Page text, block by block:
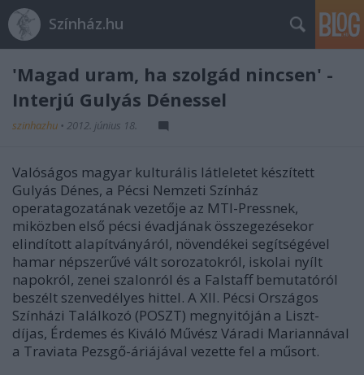
Színház.hu
'Magad uram, ha szolgád nincsen' -
Interjú Gulyás Dénessel
szinhazhu • 2012. június 18.
Valóságos magyar kulturális látleletet készített
Gulyás Dénes, a Pécsi Nemzeti Színház
operatagozatának vezetője az MTI-Pressnek,
miközben első pécsi évadjának összegezésekor
elindított alapítványáról, növendékei segítségével
hamar népszerűvé vált sorozatokról, iskolai nyílt
napokról, zenei szalonról és a Falstaff bemutatóról
beszélt szenvedélyes hittel. A XII. Pécsi Országos
Színházi Találkozó (POSZT) megnyitóján a Liszt-
díjas, Érdemes és Kiváló Művész Váradi Mariannával
a Traviata Pezsgő-áriájával vezette fel a műsort.